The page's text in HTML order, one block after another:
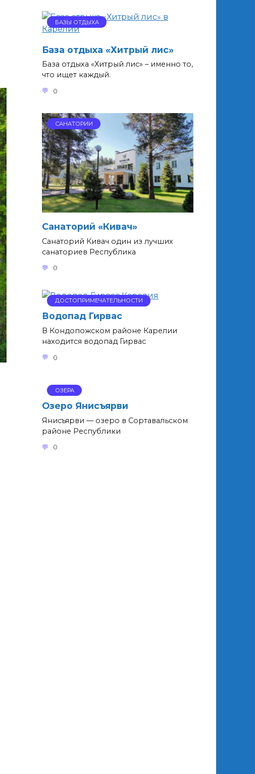
БАЗЫ ОТДЫХА
База отдыха «Хитрый лис»
База отдыха «Хитрый лис» – именно то,
что ищет каждый.
0
САНАТОРИИ
Санаторий «Кивач»
Санаторий Кивач один из лучших
санаториев Республика
0
ДОСТОПРИМЕЧАТЕЛЬНОСТИ
Водопад Гирвас
В Кондопожском районе Карелии
находится водопад Гирвас
0
ОЗЕРА
Озеро Янисъярви
Янисъярви — озеро в Сортавальском
районе Республики
0